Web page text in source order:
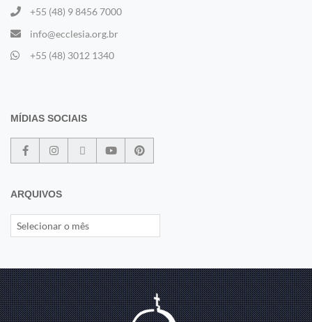
+55 (48) 9 8456 7000
info@ecclesia.org.br
+55 (48) 3012 1340
MÍDIAS SOCIAIS
ARQUIVOS